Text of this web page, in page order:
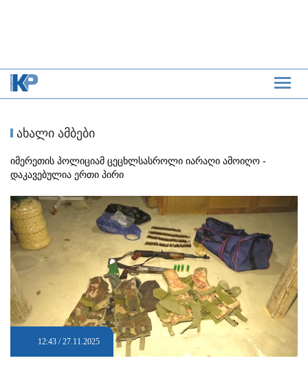
ახალი ამბები
იმერეთის პოლიციამ ცეცხლსასროლი იარაღი ამოიღო -
დაკავებულია ერთი პირი
12:43 / 27.11.2025